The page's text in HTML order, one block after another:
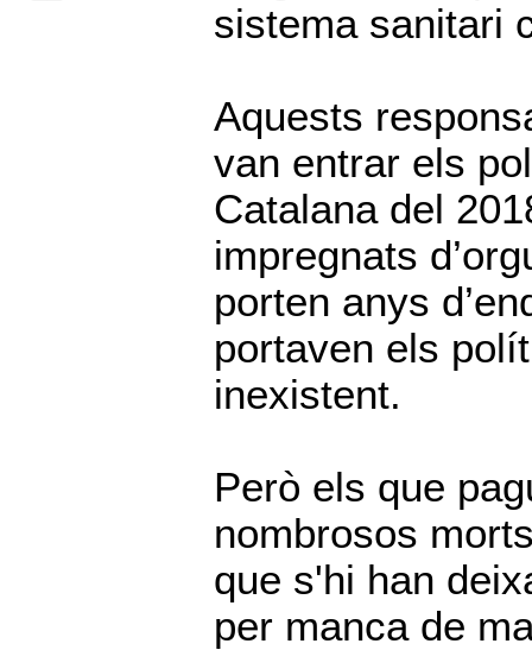
sistema sanitari
Aquests
van entrar els
Catalana del
impregnats
porten anys
portaven els
inexistent.
Però els que
nombrosos
que s'hi han
per manca de